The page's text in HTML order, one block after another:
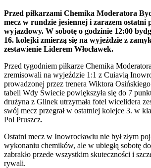
Przed piłkarzami Chemika Moderatora
mecz w rundzie jesiennej i zarazem ostatni
wyjazdowy. W sobotę o godzinie 12:00
16. kolejki zmierzą się na wyjeździe z
zestawienie Liderem Włocławek.
Przed tygodniem piłkarze Chemika
zremisowali na wyjeździe 1:1 z Cuiavią
prowadzonej przez trenera Wiktora
tabeli Wdy Świecie powiększyła się do 7
drużyna z Glinek utrzymała fotel wicelidera
swój mecz przegrał w ostatniej kolejce 3. w
Pol Pruszcz.
Ostatni mecz w Inowrocławiu nie był złym
wykonaniu chemików, ale w ubiegłą sobotę do
zabrakło przede wszystkim skuteczności i
rywali.